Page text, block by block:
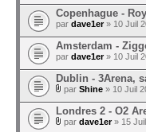
Copenhague -
par dave1er» 10 Juil
Amsterdam -
par dave1er» 10 Juil
Dublin - 3Arena,
par Shine » 10 Juil
Londres 2 - O2
par dave1er» 15 Juil